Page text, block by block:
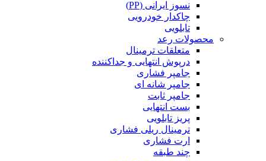
نسوز ایرانی (PP)
چاکدار خودرویی
تابلویی
محصولات رعد
متعلقات ترمینال
درپوش انتهایی و جداکننده
جامپر فشاری
جامپر شانه ای
جامپر ثابت
بست انتهایی
پریز تابلویی
ترمینال ریلی فشاری
ارت فشاری
چند طبقه